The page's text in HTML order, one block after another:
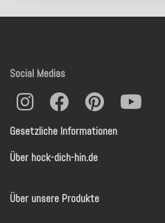
Gesetzliche Informationen
Über hock-dich-hin.de
Über unsere Produkte
Social Medias